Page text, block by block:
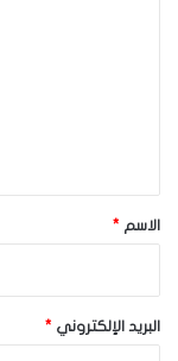
*الاسم *
البريد الإلكتروني *